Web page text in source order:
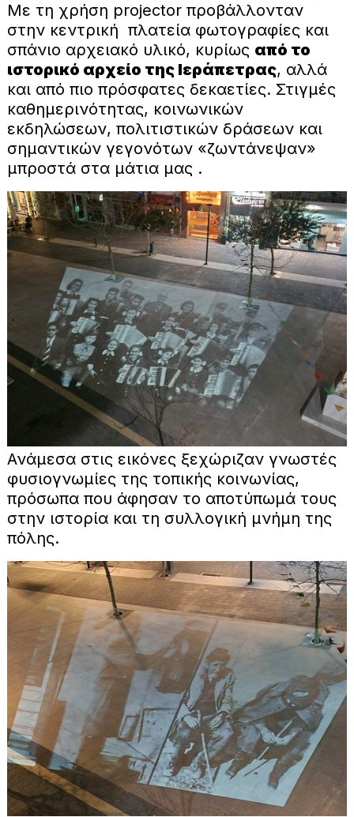
Με τη χρήση projector προβάλλονταν
στην κεντρική πλατεία φωτογραφίες και
σπάνιο αρχειακό υλικό, κυρίως από το
ιστορικό αρχείο της Ιεράπετρας, αλλά
και από πιο πρόσφατες δεκαετίες. Στιγμές
καθημερινότητας, κοινωνικών
εκδηλώσεων, πολιτιστικών δράσεων και
σημαντικών γεγονότων «ζωντάνεψαν»
μπροστά στα μάτια μας .
Ανάμεσα στις εικόνες ξεχώριζαν γνωστές
φυσιογνωμίες της τοπικής κοινωνίας,
πρόσωπα που άφησαν το αποτύπωμά τους
στην ιστορία και τη συλλογική μνήμη της
πόλης.